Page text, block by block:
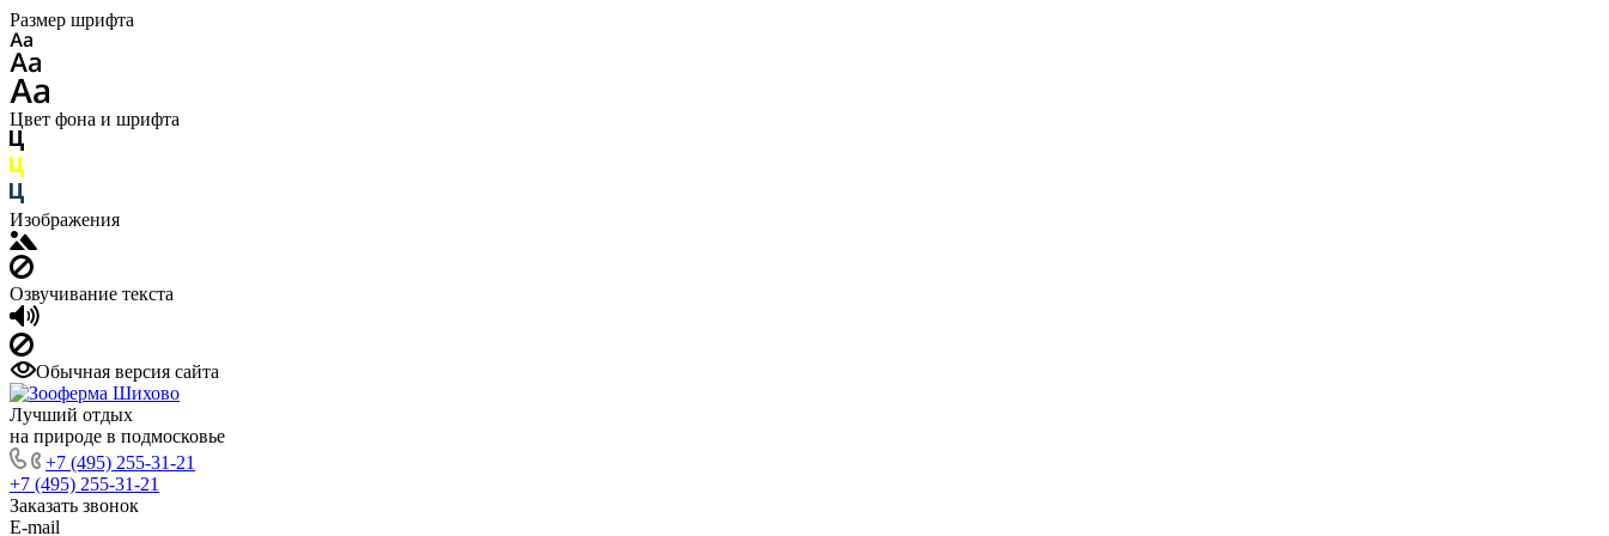
Размер шрифта
Цвет фона и шрифта
Изображения
Озвучивание текста
Обычная версия сайта
Лучший отдых
на природе в подмосковье
+7 (495) 255-31-21
+7 (495) 255-31-21
Заказать звонок
E-mail